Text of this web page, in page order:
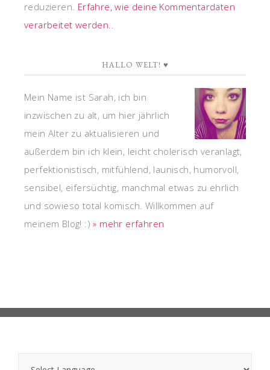
reduzieren. Erfahre, wie deine Kommentardaten
verarbeitet werden..
HALLO WELT! ♥
Mein Name ist Sarah, ich bin
inzwischen zu alt, um hier jährlich
mein Alter zu aktualisieren und
außerdem bin ich klein, leicht cholerisch veranlagt,
perfektionistisch, mitfühlend, launisch, humorvoll,
sensibel, eifersüchtig, manchmal etwas zu ehrlich
und sowieso total komisch. Willkommen auf
meinem Blog! :)» mehr erfahren